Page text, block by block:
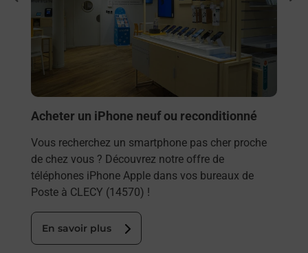
Acheter un iPhone neuf ou reconditionné
Vous recherchez un smartphone pas cher proche
de chez vous ? Découvrez notre offre de
téléphones iPhone Apple dans vos bureaux de
Poste à CLECY (14570) !
En savoir plus